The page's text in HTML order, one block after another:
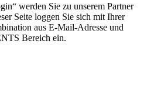
werden Sie zu unserem Partner
Seite loggen Sie sich mit Ihrer
aus E-Mail-Adresse und
Bereich ein.